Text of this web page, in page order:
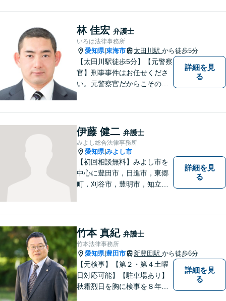
町、東浦町、美浜町、南知多
町などでお困りの方がいまし
たらすぐにご相談ください。
林 佳宏 弁護士
いろは法律事務所
愛知県|東海市 太田川駅 から徒歩5分
【太田川駅徒歩5分】【元警察
官】刑事事件はお任せくださ
い。元警察官だからこその視
ることはございません。元警
察官の経験を活かした交通事
故事案対応もいたします。
詳細を見
る
伊藤 健二 弁護士
みよし総合法律事務所
愛知県|みよし市
【初回相談無料】みよし市を
中心に豊田市，日進市，東郷
町，刈谷市，豊明市，知立市
にこだわり，依頼者との「信
頼関係」を大切にしていま
す。
詳細を見
る
竹本 真紀 弁護士
竹本法律事務所
愛知県| 豊田市 新豊田駅 から徒歩6分
【元検事】【第２・第４土曜
日対応可能】【駐車場あり】
秋霜烈日を胸に検事を８年，
詳細を見
る